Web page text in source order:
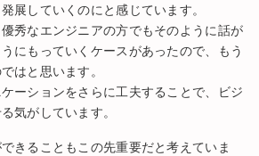
展していくのにと感じています。
秀なエンジニアの方でもそのように話が
にもっていくケースがあったので、もう
はと思います。
ーションをさらに工夫することで、ビジ
気がしています。
きることもこの先重要だと考えていま